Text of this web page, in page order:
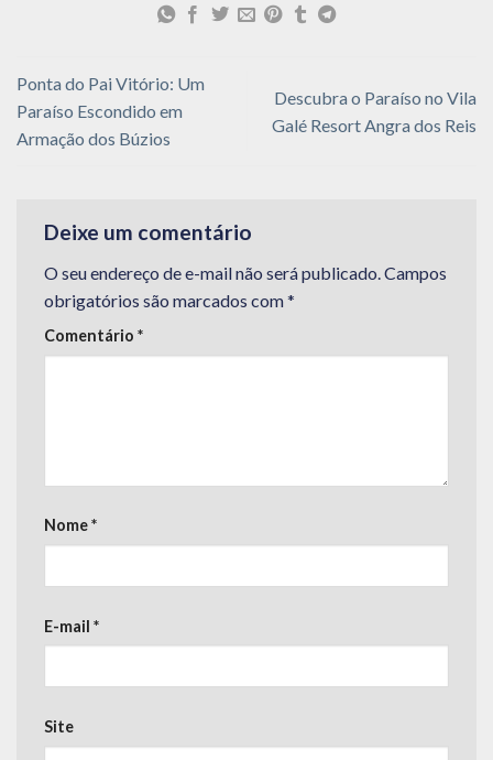
Ponta do Pai Vitório: Um
Paraíso Escondido em
Armação dos Búzios
Descubra o Paraíso no Vila
Galé Resort Angra dos Reis
Deixe um comentário
O seu endereço de e-mail não será publicado.Campos
obrigatórios são marcados com*
Comentário *
Nome*
E-mail *
Site